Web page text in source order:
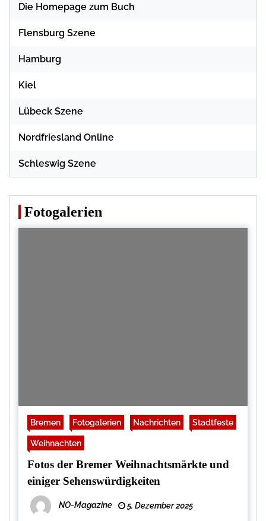
Die Homepage zum Buch
Flensburg Szene
Hamburg
Kiel
Lübeck Szene
Nordfriesland Online
Schleswig Szene
Fotogalerien
Bremen Fotogalerien Nachrichten Stadtfeste
Weihnachten
Fotos der Bremer Weihnachtsmärkte und
einiger Sehenswürdigkeiten
NO-Magazine 5. Dezember 2025